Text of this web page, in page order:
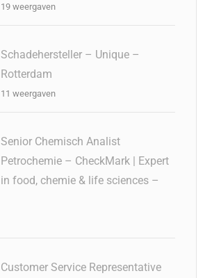
19 weergaven
Schadehersteller – Unique –
Rotterdam
11 weergaven
Senior Chemisch Analist
Petrochemie – CheckMark | Expert
in food, chemie & life sciences –
Customer Service Representative